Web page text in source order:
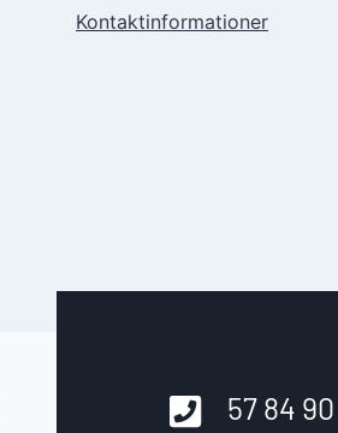
Kontaktinformationer
57 84